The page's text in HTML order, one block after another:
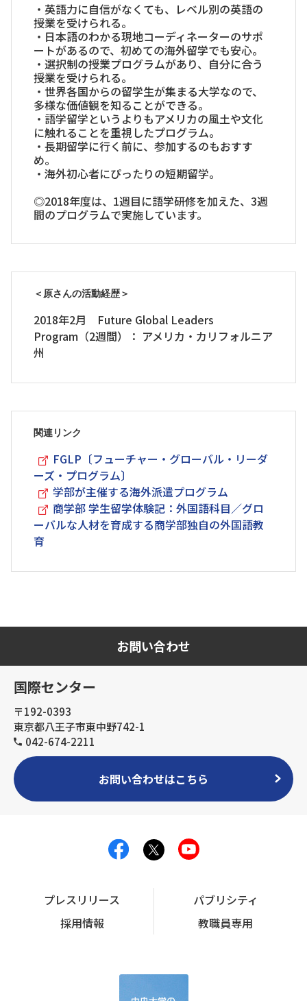
・英語力に自信がなくても、レベル別の英語の
授業を受けられる。
・日本語のわかる現地コーディネーターのサポ
ートがあるので、初めての海外留学でも安心。
・選択制の授業プログラムがあり、自分に合う
授業を受けられる。
・世界各国からの留学生が集まる大学なので、
多様な価値観を知ることができる。
・語学留学というよりもアメリカの風土や文化
に触れることを重視したプログラム。
・長期留学に行く前に、参加するのもおすす
め。
・海外初心者にぴったりの短期留学。
◎2018年度は、1週目に語学研修を加えた、3週
間のプログラムで実施しています。
＜原さんの活動経歴＞
2018年2月 Future Global Leaders
Program（2週間）： アメリカ・カリフォルニア
州
関連リンク
FGLP〔フューチャー・グローバル・リーダ
ーズ・プログラム〕
学部が主催する海外派遣プログラム
商学部 学生留学体験記：外国語科目／グロ
ーバルな人材を育成する商学部独自の外国語教
育
お問い合わせ
国際センター
〒192-0393
東京都八王子市東中野742-1
042-674-2211
お問い合わせはこちら
プレスリリース
パブリシティ
採用情報
教職員専用